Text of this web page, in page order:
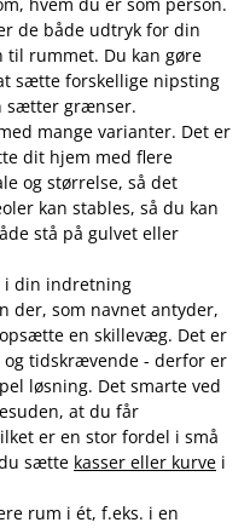
de både udtryk for din
til rummet. Du kan gøre
sætte forskellige nipsting
sætter grænser.
mange varianter. Det er
dit hjem med flere
og størrelse, så det
kan stables, så du kan
stå på gulvet eller
i din indretning
der, som navnet antyder,
en skillevæg. Det er
tidskrævende - derfor er
løsning. Det smarte ved
at du får
er en stor fordel i små
sætte kasser eller kurve i
rum i ét, f.eks. i en